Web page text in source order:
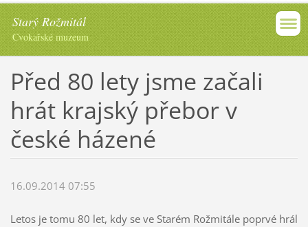
Starý Rožmitál
Cvokařské muzeum
Před 80 lety jsme začali
hrát krajský přebor v
české házené
16.09.2014 07:55
Letos je tomu 80 let, kdy se ve Starém Rožmitále poprvé hrál